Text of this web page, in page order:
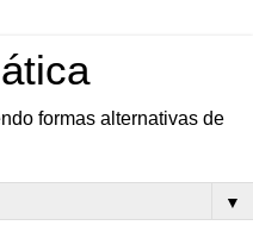
formas alternativas de
▼